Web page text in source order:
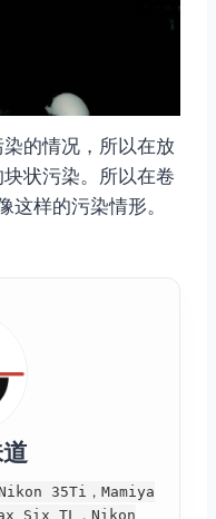
的情况，所以在放
状污染。所以在卷
这样的污染情形。
35Ti，Mamiya
Six TL，Nikon